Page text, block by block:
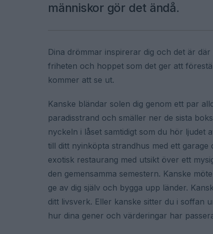
människor gör det ändå.
Dina drömmar inspirerar dig och det är
friheten och hoppet som det ger att
kommer att se ut.
Kanske bländar solen dig genom ett par
paradisstrand och smäller ner de sista
nyckeln i låset samtidigt som du hör ljudet
till ditt nyinköpta strandhus med ett
exotisk restaurang med utsikt över ett
den gemensamma semestern. Kanske
ge av dig själv och bygga upp länder.
ditt livsverk. Eller kanske sitter du i soffan
hur dina gener och värderingar har